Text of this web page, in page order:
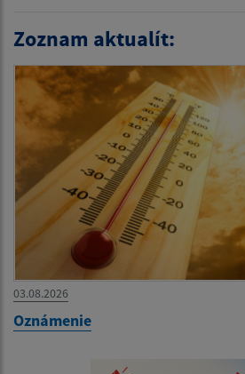
Zoznam aktualít:
03.08.2026
Oznámenie